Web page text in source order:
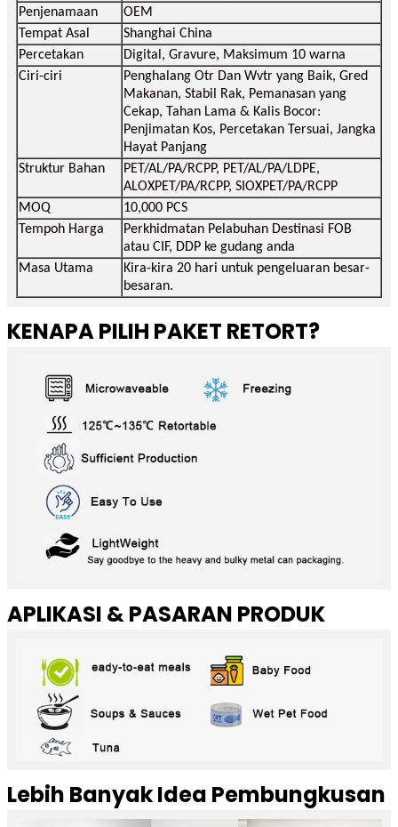
Penjenamaan
OEM
Tempat Asal
Shanghai China
Percetakan
Digital, Gravure, Maksimum 10 warna
Ciri-ciri
Penghalang Otr Dan Wvtr yang Baik, Gred
Makanan, Stabil Rak, Pemanasan yang
Cekap, Tahan Lama & Kalis Bocor:
Penjimatan Kos, Percetakan Tersuai, Jangka
Hayat Panjang
Struktur Bahan
PET/AL/PA/RCPP, PET/AL/PA/LDPE,
ALOXPET/PA/RCPP, SIOXPET/PA/RCPP
MOQ
10,000 PCS
Tempoh Harga
Perkhidmatan Pelabuhan Destinasi FOB
atau CIF, DDP ke gudang anda
Masa Utama
Kira-kira 20 hari untuk pengeluaran besar-
besaran.
KENAPA PILIH PAKET RETORT?
APLIKASI & PASARAN PRODUK
Lebih Banyak Idea Pembungkusan